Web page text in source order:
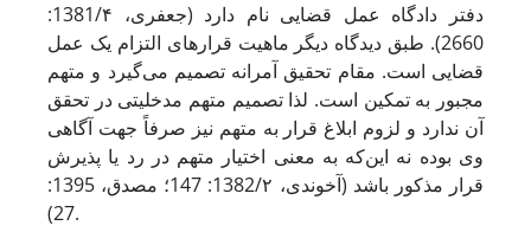
دفتر دادگاه عمل قضایی نام دارد (جعفری، 1381/۴:
2660). طبق دیدگاه دیگر ماهیت قرارهای التزام یک عمل
قضایی است. مقام تحقیق آمرانه تصمیم می‌گیرد و متهم
مجبور به تمکین است. لذا تصمیم متهم مدخلیتی در تحقق
آن ندارد و لزوم ابلاغ قرار به متهم نیز صرفاً جهت آگاهی
وی بوده نه این‌که به معنی اختیار متهم در رد یا پذیرش
قرار مذکور باشد (آخوندی، 1382/۲: 147؛ مصدق، 1395:
27).